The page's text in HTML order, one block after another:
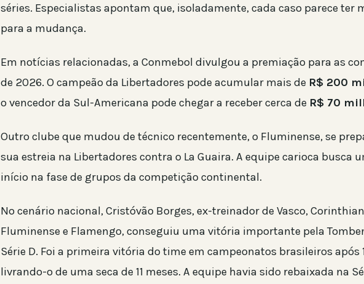
séries. Especialistas apontam que, isoladamente, cada caso parece ter
para a mudança.
Em notícias relacionadas, a Conmebol divulgou a premiação para as
de 2026. O campeão da Libertadores pode acumular mais de R$ 200
o vencedor da Sul-Americana pode chegar a receber cerca de R$ 70
Outro clube que mudou de técnico recentemente, o Fluminense, se
sua estreia na Libertadores contra o La Guaira. A equipe carioca busca
início na fase de grupos da competição continental.
No cenário nacional, Cristóvão Borges, ex-treinador de Vasco,
Fluminense e Flamengo, conseguiu uma vitória importante pela
Série D. Foi a primeira vitória do time em campeonatos brasileiros após
livrando-o de uma seca de 11 meses. A equipe havia sido rebaixada na